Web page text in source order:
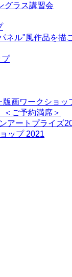
グラス講習会
ル"風作品を描
プ
画ワークショッ
ご予約満席＞
ートプライズ
ップ 2021